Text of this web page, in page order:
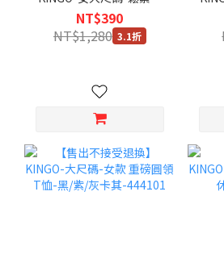
牛仔寬褲-丈青-444308
NT$390
NT$1,280 3.1折